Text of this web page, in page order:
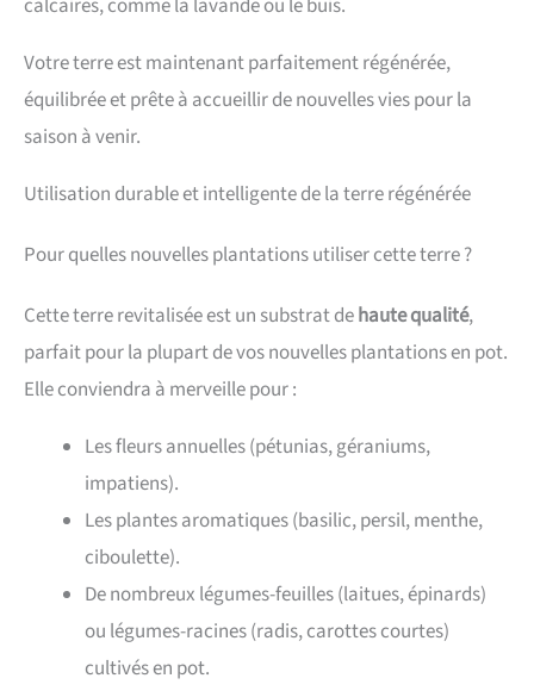
calcaires, comme la lavande ou le buis.
Votre terre est maintenant parfaitement régénérée,
équilibrée et prête à accueillir de nouvelles vies pour la
saison à venir.
Utilisation durable et intelligente de la terre régénérée
Pour quelles nouvelles plantations utiliser cette terre ?
Cette terre revitalisée est un substrat dehaute qualité,
parfait pour la plupart de vos nouvelles plantations en pot.
Elle conviendra à merveille pour :
Les fleurs annuelles (pétunias, géraniums,
impatiens).
Les plantes aromatiques (basilic, persil, menthe,
ciboulette).
De nombreux légumes-feuilles (laitues, épinards)
ou légumes-racines (radis, carottes courtes)
cultivés en pot.